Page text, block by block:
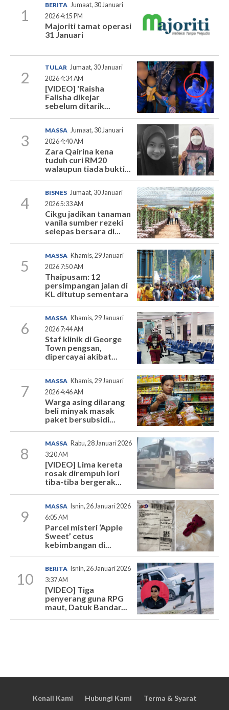
1
BERITA Jumaat, 30 Januari
2026 4:15 PM
Majoriti tamat operasi
31 Januari
2
TULAR Jumaat, 30 Januari
2026 4:34 AM
[VIDEO] 'Raisha
Falisha dikejar
sebelum ditarik...
3
MASSA Jumaat, 30 Januari
2026 4:40 AM
Zara Qairina kena
tuduh curi RM20
walaupun tiada bukti...
4
BISNES Jumaat, 30 Januari
2026 5:33 AM
Cikgu jadikan tanaman
vanila sumber rezeki
selepas bersara di...
5
MASSA Khamis, 29 Januari
2026 7:50 AM
Thaipusam: 12
persimpangan jalan di
KL ditutup sementara
6
MASSA Khamis, 29 Januari
2026 7:44 AM
Staf klinik di George
Town pengsan,
dipercayai akibat...
7
MASSA Khamis, 29 Januari
2026 4:46 AM
Warga asing dilarang
beli minyak masak
paket bersubsidi...
8
MASSA Rabu, 28 Januari 2026
3:20 AM
[VIDEO] Lima kereta
rosak dirempuh lori
tiba-tiba bergerak...
9
MASSA
Isnin, 26 Januari 2026
6:05 AM
Parcel misteri ‘Apple
Sweet’ cetus
kebimbangan di...
10
BERITA
Isnin, 26 Januari 2026
3:37 AM
[VIDEO] Tiga
penyerang guna RPG
maut, Datuk Bandar...
Kenali Kami Hubungi Kami Terma & Syarat